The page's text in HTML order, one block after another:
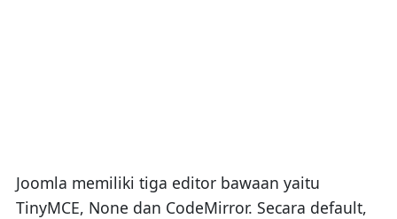
Joomla memiliki tiga editor bawaan yaitu
TinyMCE, None dan CodeMirror. Secara default,